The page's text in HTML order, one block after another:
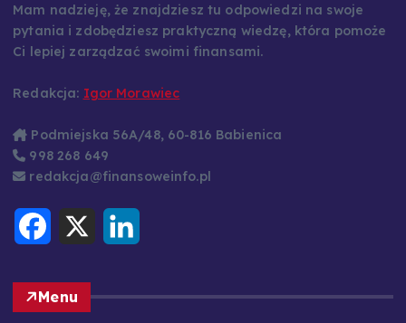
Mam nadzieję, że znajdziesz tu odpowiedzi na swoje
pytania i zdobędziesz praktyczną wiedzę, która pomoże
Ci lepiej zarządzać swoimi finansami.
Redakcja: Igor Morawiec
Podmiejska 56A/48, 60-816 Babienica
998 268 649
redakcja@finansoweinfo.pl
o
o
k
X
I
Menu